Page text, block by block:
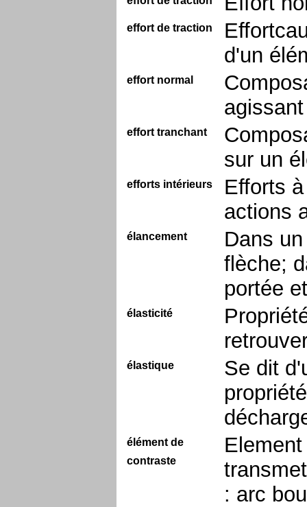
effort de traction
d'un
effort normal
effort tranchant
sur un
efforts intérieurs
Efforts
actions
élancement
Dans
flèche;
portée
élasticité
élastique
Se dit
élément de
contraste
: arc